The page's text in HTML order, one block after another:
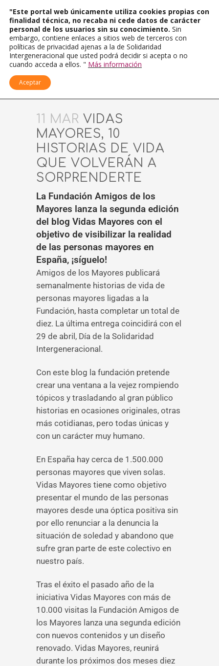
11 MAR VIDAS
MAYORES, 10
HISTORIAS DE VIDA
QUE VOLVERÁN A
SORPRENDERTE
La Fundación Amigos de los
Mayores lanza la segunda edición
del blog Vidas Mayores con el
objetivo de visibilizar la realidad
de las personas mayores en
España, ¡síguelo!
Amigos de los Mayores publicará
semanalmente historias de vida de
personas mayores ligadas a la
Fundación, hasta completar un total de
diez. La última entrega coincidirá con el
29 de abril, Día de la Solidaridad
Intergeneracional.
Con este blog la fundación pretende
crear una ventana a la vejez rompiendo
tópicos y trasladando al gran público
historias en ocasiones originales, otras
más cotidianas, pero todas únicas y
con un carácter muy humano.
En España hay cerca de 1.500.000
personas mayores que viven solas.
Vidas Mayores tiene como objetivo
presentar el mundo de las personas
mayores desde una óptica positiva sin
por ello renunciar a la denuncia la
situación de soledad y abandono que
sufre gran parte de este colectivo en
nuestro país.
Tras el éxito el pasado año de la
iniciativa Vidas Mayores con más de
10.000 visitas la Fundación Amigos de
los Mayores lanza una segunda edición
con nuevos contenidos y un diseño
renovado. Vidas Mayores, reunirá
durante los próximos dos meses diez
"Este portal web únicamente utiliza cookies propias con
finalidad técnica, no recaba ni cede datos de carácter
personal de los usuarios sin su conocimiento. Sin
embargo, contiene enlaces a sitios web de terceros con
políticas de privacidad ajenas a la de Solidaridad
Intergeneracional que usted podrá decidir si acepta o no
cuando acceda a ellos. " Más información
Aceptar